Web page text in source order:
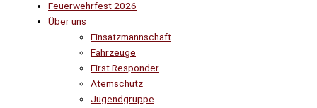
Feuerwehrfest 2026
Über uns
Einsatzmannschaft
Fahrzeuge
First Responder
Atemschutz
Jugendgruppe